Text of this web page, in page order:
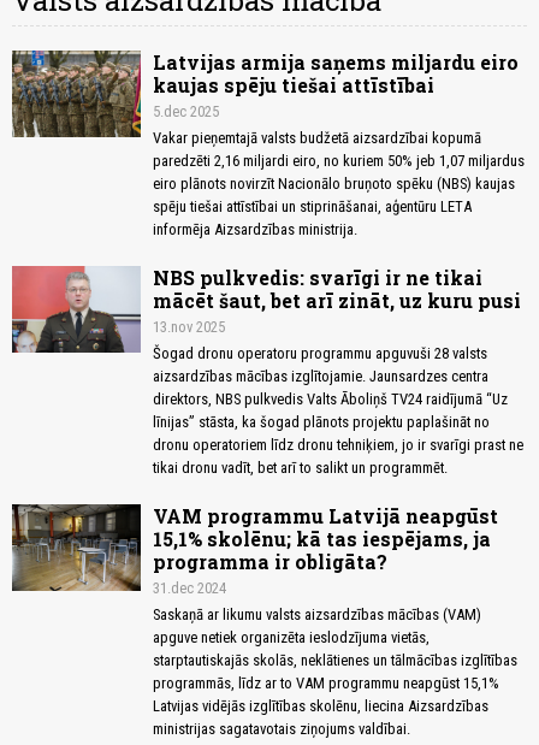
Latvijas armija saņems miljardu eiro
kaujas spēju tiešai attīstībai
5.dec 2025
Vakar pieņemtajā valsts budžetā aizsardzībai kopumā
paredzēti 2,16 miljardi eiro, no kuriem 50% jeb 1,07 miljardus
eiro plānots novirzīt Nacionālo bruņoto spēku (NBS) kaujas
spēju tiešai attīstībai un stiprināšanai, aģentūru LETA
informēja Aizsardzības ministrija.
NBS pulkvedis: svarīgi ir ne tikai
mācēt šaut, bet arī zināt, uz kuru pusi
13.nov 2025
Šogad dronu operatoru programmu apguvuši 28 valsts
aizsardzības mācības izglītojamie. Jaunsardzes centra
direktors, NBS pulkvedis Valts Āboliņš TV24 raidījumā “Uz
līnijas” stāsta, ka šogad plānots projektu paplašināt no
dronu operatoriem līdz dronu tehniķiem, jo ir svarīgi prast ne
tikai dronu vadīt, bet arī to salikt un programmēt.
VAM programmu Latvijā neapgūst
15,1% skolēnu; kā tas iespējams, ja
programma ir obligāta?
31.dec 2024
Saskaņā ar likumu valsts aizsardzības mācības (VAM)
apguve netiek organizēta ieslodzījuma vietās,
starptautiskajās skolās, neklātienes un tālmācības izglītības
programmās, līdz ar to VAM programmu neapgūst 15,1%
Latvijas vidējās izglītības skolēnu, liecina Aizsardzības
ministrijas sagatavotais ziņojums valdībai.